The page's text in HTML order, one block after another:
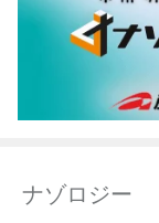
ナゾロジー